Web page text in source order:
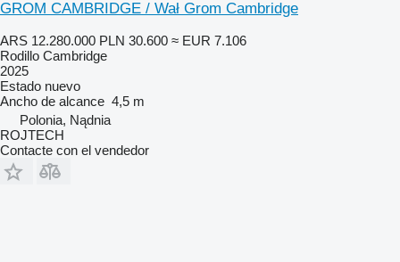
GROM CAMBRIDGE / Wał Grom Cambridge
ARS 12.280.000 PLN 30.600 ≈ EUR 7.106
Rodillo Cambridge
2025
Estado nuevo
Ancho de alcance 4,5 m
Polonia, Nądnia
ROJTECH
Contacte con el vendedor